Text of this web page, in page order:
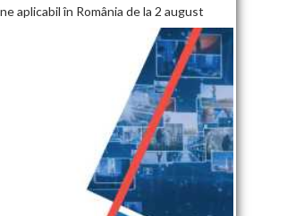
aplicabil în România de la 2 august